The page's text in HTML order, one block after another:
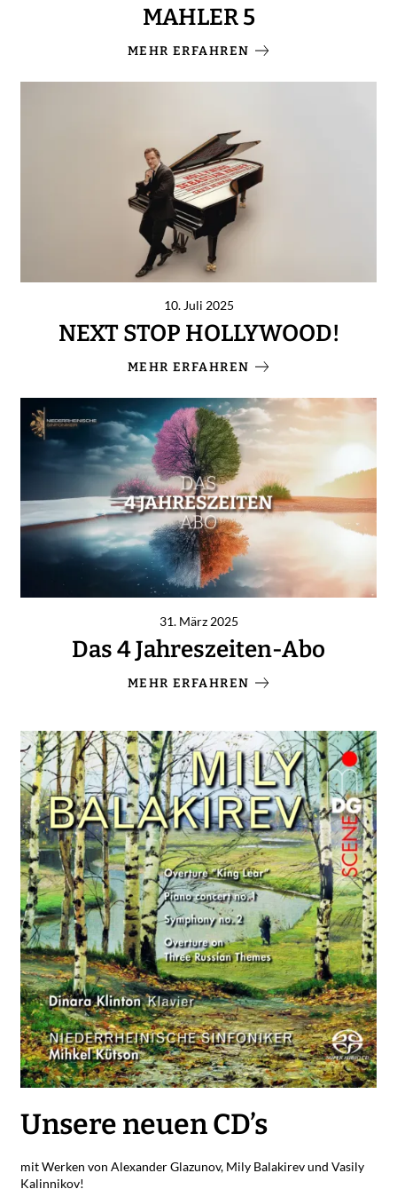
MAHLER 5
MEHR ERFAHREN
10. Juli 2025
NEXT STOP HOLLYWOOD!
MEHR ERFAHREN
31. März 2025
Das 4 Jahreszeiten-Abo
MEHR ERFAHREN
Unsere neuen CD’s
mit Werken von Alexander Glazunov, Mily Balakirev und Vasily
Kalinnikov!